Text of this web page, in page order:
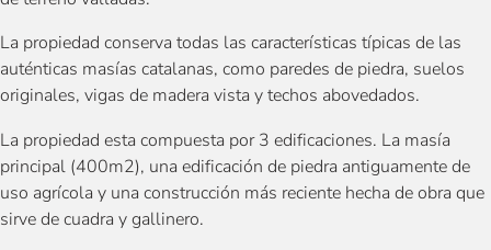
La propiedad conserva todas las características típicas de las
auténticas masías catalanas, como paredes de piedra, suelos
originales, vigas de madera vista y techos abovedados.
La propiedad esta compuesta por 3 edificaciones. La masía
principal (400m2), una edificación de piedra antiguamente de
uso agrícola y una construcción más reciente hecha de obra que
sirve de cuadra y gallinero.